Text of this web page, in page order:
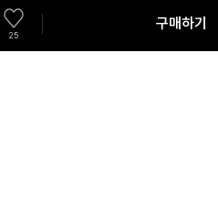
25
구매하기